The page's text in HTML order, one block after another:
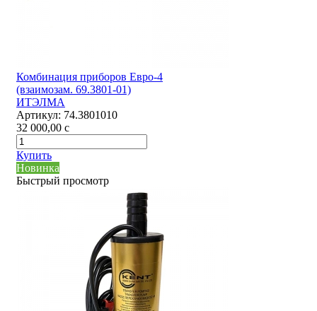
Комбинация приборов Евро-4
(взаимозам. 69.3801-01)
ИТЭЛМА
Артикул: 74.3801010
32 000,00 c
Купить
Новинка
Быстрый просмотр